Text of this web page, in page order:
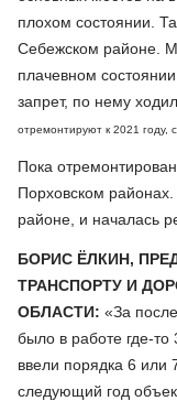
плохом состоянии.
Себежском районе.
плачевном
запрет, по нему
отремонтируют к 2021 году,
Пока
Порховском
районе, и началась
БОРИС ЁЛКИН,
ТРАНСПОРТУ И
ОБЛАСТИ: «За
было в работе где-
ввели порядка 6
следующий год